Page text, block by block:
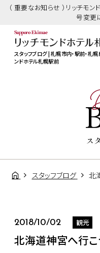
（ 重要なお知らせ ）リッチモ
号変更
スタッフブログ | 札幌市内・駅前・札幌
ンドホテル札幌駅前
ス
スタッフブログ 北
2018/10/02 観光
北海道神宮へ行こ